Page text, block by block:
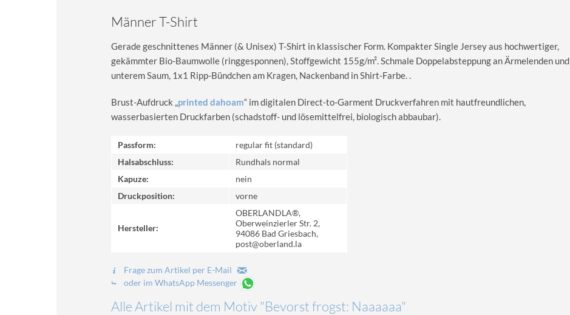
Männer T-Shirt
Gerade geschnittenes Männer (& Unisex) T-Shirt in klassischer Form. Kompakter Single Jersey aus hochwertiger,
gekämmter Bio-Baumwolle (ringgesponnen), Stoffgewicht 155g/m². Schmale Doppelabsteppung an Ärmelenden und
unterem Saum, 1x1 Ripp-Bündchen am Kragen, Nackenband in Shirt-Farbe. .
Brust-Aufdruck „printed dahoam“ im digitalen Direct-to-Garment Druckverfahren mit hautfreundlichen,
wasserbasierten Druckfarben (schadstoff- und lösemittelfrei, biologisch abbaubar).
Passform:
regular fit (standard)
Halsabschluss:
Rundhals normal
Kapuze:
nein
Druckposition:
vorne
Hersteller:
OBERLANDLA®,
Oberweinzierler Str. 2,
94086 Bad Griesbach,
post@oberland.la
Frage zum Artikel per E-Mail
oder im WhatsApp Messenger
Alle Artikel mit dem Motiv "Bevorst frogst: Naaaaaa"